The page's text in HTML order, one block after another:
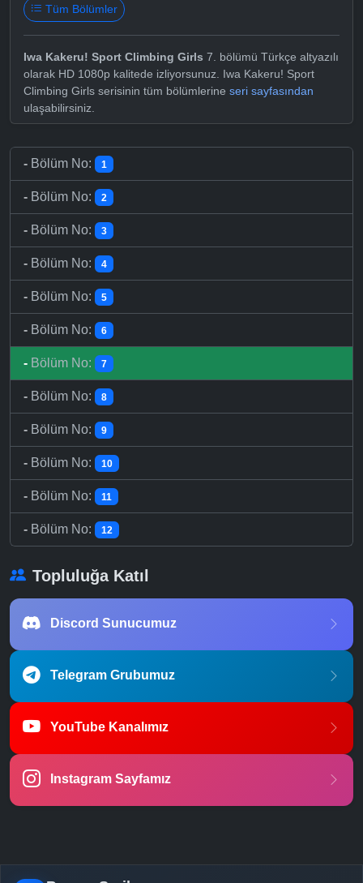
Tüm Bölümler
Iwa Kakeru! Sport Climbing Girls 7. bölümü Türkçe altyazılı
olarak HD 1080p kalitede izliyorsunuz. Iwa Kakeru! Sport
Climbing Girls serisinin tüm bölümlerine seri sayfasından
ulaşabilirsiniz.
- Bölüm No: 1
- Bölüm No: 2
- Bölüm No: 3
- Bölüm No: 4
- Bölüm No: 5
- Bölüm No: 6
- Bölüm No: 7
- Bölüm No: 8
- Bölüm No: 9
- Bölüm No: 10
- Bölüm No: 11
- Bölüm No: 12
Topluluğa Katıl
Discord Sunucumuz
Telegram Grubumuz
YouTube Kanalımız
Instagram Sayfamız